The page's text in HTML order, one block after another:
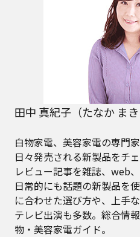
田中 真紀子（たなか まき
白物家電、美容家電の専門
日々発売される新製品をチ
レビュー記事を雑誌、web
日常的にも話題の新製品を
に合わせた選び方や、上手
テレビ出演も多数。総合情
物・美容家電ガイド。